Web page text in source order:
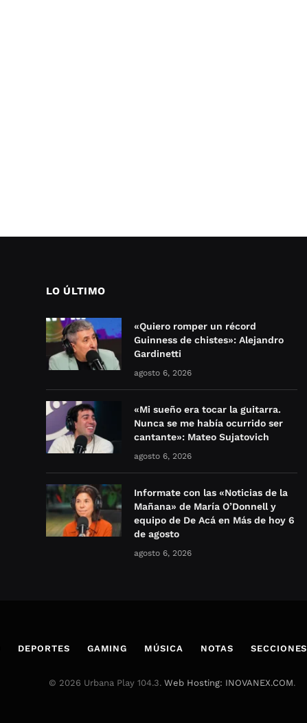
LO ÚLTIMO
«Quiero romper un récord
Guinness de chistes»: Alejandro
Gardinetti
agosto 6, 2026
«Mi sueño era tocar la guitarra.
Nunca se me había ocurrido ser
cantante»: Mateo Sujatovich
agosto 6, 2026
Informate con las «Noticias de la
Mañana» de María O’Donnell y
equipo de De Acá en Más de hoy 6
de agosto
agosto 6, 2026
DEPORTES GAMING MÚSICA NOTAS SECCIONES
© 2026 Urbana Play 104.3. Web Hosting: INOVANEX.COM.